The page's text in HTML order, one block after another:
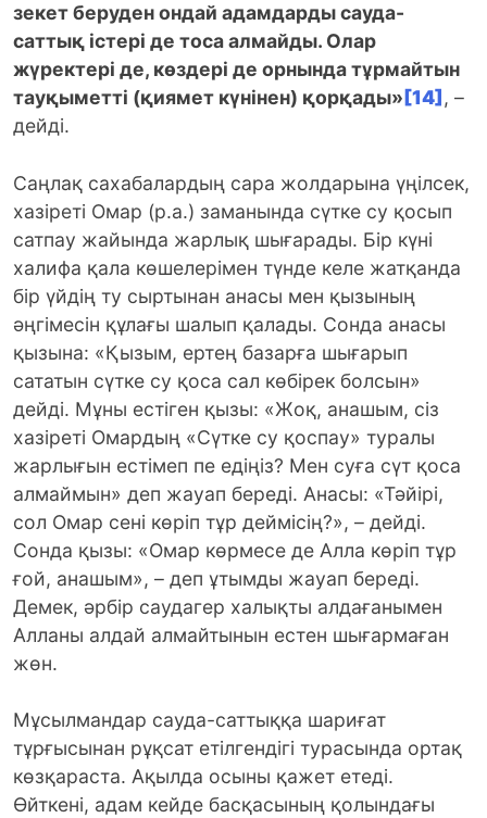
зекет беруден ондай адамдарды сауда-
саттық істері де тоса алмайды. Олар
жүректері де, көздері де орнында тұрмайтын
тауқыметті (қиямет күнінен) қорқады» [14] , –
дейді.
Саңлақ сахабалардың сара жолдарына үңілсек,
хазіреті Омар (р.а.) заманында сүтке су қосып
сатпау жайында жарлық шығарады. Бір күні
халифа қала көшелерімен түнде келе жатқанда
бір үйдің ту сыртынан анасы мен қызының
әңгімесін құлағы шалып қалады. Сонда анасы
қызына: «Қызым, ертең базарға шығарып
сататын сүтке су қоса сал көбірек болсын»
дейді. Мұны естіген қызы: «Жоқ, анашым, сіз
хазіреті Омардың «Сүтке су қоспау» туралы
жарлығын естімеп пе едіңіз? Мен суға сүт қоса
алмаймын» деп жауап береді. Анасы: «Тәйірі,
сол Омар сені көріп тұр деймісің?», – дейді.
Сонда қызы: «Омар көрмесе де Алла көріп тұр
ғой, анашым», – деп ұтымды жауап береді.
Демек, әрбір саудагер халықты алдағанымен
Алланы алдай алмайтынын естен шығармаған
жөн.
Мұсылмандар сауда-саттыққа шариғат
тұрғысынан рұқсат етілгендігі турасында ор­тақ
көзқараста. Ақылда осыны қажет етеді.
Өйткені, адам кейде басқасының қолындағы